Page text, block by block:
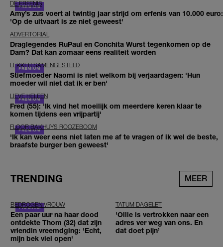
DE ERFENIS
Amy’s zus voert al twintig jaar strijd om erfenis van 10.000 euro:
'Op de uitvaart is ze niet geweest'
ADVERTORIAL
Draglegendes RuPaul en Conchita Wurst tegenkomen op de
Dam? Dat kan zomaar eens realiteit worden
LEKKER SAMENGESTELD
Stiefmoeder Naomi is niet welkom bij verjaardagen: 'Hun
moeder wil niet dat ik er ben'
LIEVE HELEEN
Fred (55): 'Ik vind het moeilijk om meerdere keren klaar te
komen tijdens een vrijpartij'
FLOOR BAKHUYS ROOZEBOOM
'Ik kan weer eens niet laten me af te vragen of ik wel de beste,
braafste burger ben geweest'
TRENDING MEER
BEDROGEN VROUW
Een paar uur na haar dood
ontdekte Thom (32) dat zijn
vriendin vreemdging: 'Echt,
mijn bek viel open'
TATUM DAGELET
'Ollie is vertrokken naar een
adres ver weg van ons. En
dat doet pijn’